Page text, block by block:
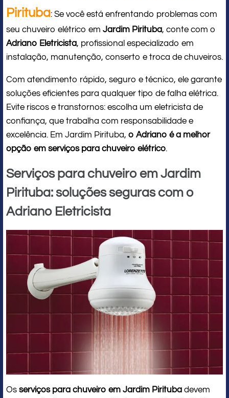
Pirituba: Se você está enfrentando problemas com
seu chuveiro elétrico em Jardim Pirituba, conte com o
Adriano Eletricista, profissional especializado em
instalação, manutenção, conserto e troca de chuveiros.
Com atendimento rápido, seguro e técnico, ele garante
soluções eficientes para qualquer tipo de falha elétrica.
Evite riscos e transtornos: escolha um eletricista de
confiança, que trabalha com responsabilidade e
excelência. Em Jardim Pirituba, o Adriano é a melhor
opção em serviços para chuveiro elétrico.
Serviços para chuveiro em Jardim
Pirituba: soluções seguras com o
Adriano Eletricista
Os serviços para chuveiro em Jardim Pirituba devem